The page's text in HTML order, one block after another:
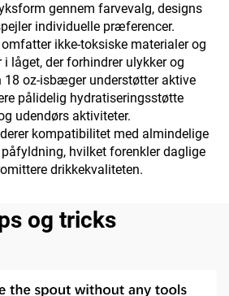
gennem farvevalg, designs
individuelle præferencer.
ikke-toksiske materialer og
låget, der forhindrer ulykker og
18 oz-isbæger understøtter aktive
pålidelig hydratiseringsstøtte
udendørs aktiviteter.
kompatibilitet med almindelige
hvilket forenkler daglige
drikkekvaliteten.
og tricks